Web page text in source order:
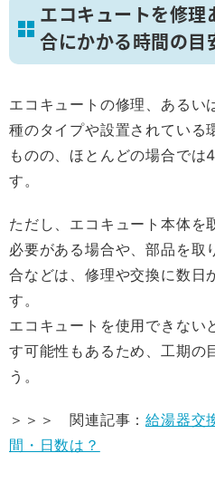
エコキュートを修
合にかかる時間の目
エコキュートの修理、あるい
種のタイプや設置されている
ものの、ほとんどの場合では
す。
ただし、エコキュート本体を
必要がある場合や、部品を取
合などは、修理や交換に数日
す。
エコキュートを使用できない
す可能性もあるため、工期の
う。
＞＞＞ 関連記事：給湯器交
間・日数は？